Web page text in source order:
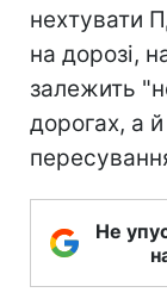
нехтувати
на дорозі,
залежить
дорогах, а
Не